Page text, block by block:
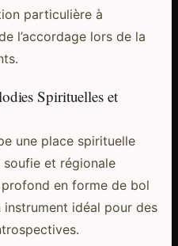
particulière à
l’accordage lors de la
Spirituelles et
une place spirituelle
et régionale
en forme de bol
instrument idéal pour des